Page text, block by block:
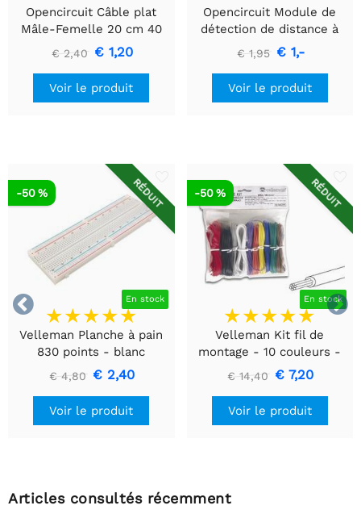
Opencircuit Câble plat
Mâle-Femelle 20 cm 40
pièces
€ 2,40 € 1,20
Voir le produit
Opencircuit Module de
détection de distance à
ultrasons HC-SR04
€ 1,95 € 1,-
Voir le produit


RÉDUIT
En stock
-50 %
Velleman Planche à pain
830 points - blanc
€ 4,80 € 2,40
Voir le produit
RÉDUIT
En stock
-50 %
Velleman Kit fil de
montage - 10 couleurs -
60m - multiconducteur
€ 14,40 € 7,20
Voir le produit
Articles consultés récemment